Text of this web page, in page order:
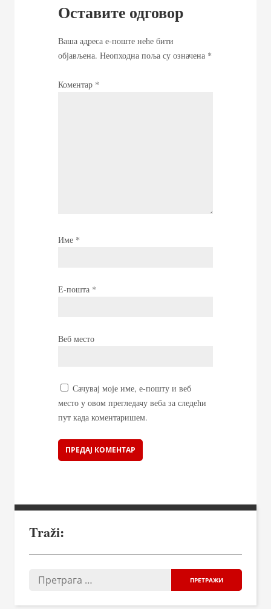
Оставите одговор
Ваша адреса е-поште неће бити
објављена. Неопходна поља су означена *
Коментар *
Име *
Е-пошта *
Веб место
Сачувај моје име, е-пошту и веб
место у овом прегледачу веба за следећи
пут када коментаришем.
Traži: